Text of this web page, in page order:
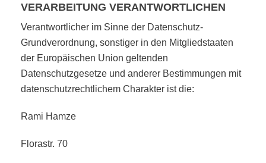
VERARBEITUNG VERANTWORTLICHEN
Verantwortlicher im Sinne der Datenschutz-
Grundverordnung, sonstiger in den Mitgliedstaaten
der Europäischen Union geltenden
Datenschutzgesetze und anderer Bestimmungen mit
datenschutzrechtlichem Charakter ist die:
Rami Hamze
Florastr. 70